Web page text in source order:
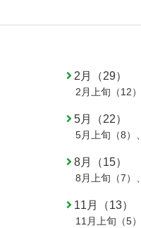
2月（29）
2月上旬（12）
5月（22）
5月上旬（8） 、
8月（15）
8月上旬（7） 、
11月（13）
11月上旬（5）